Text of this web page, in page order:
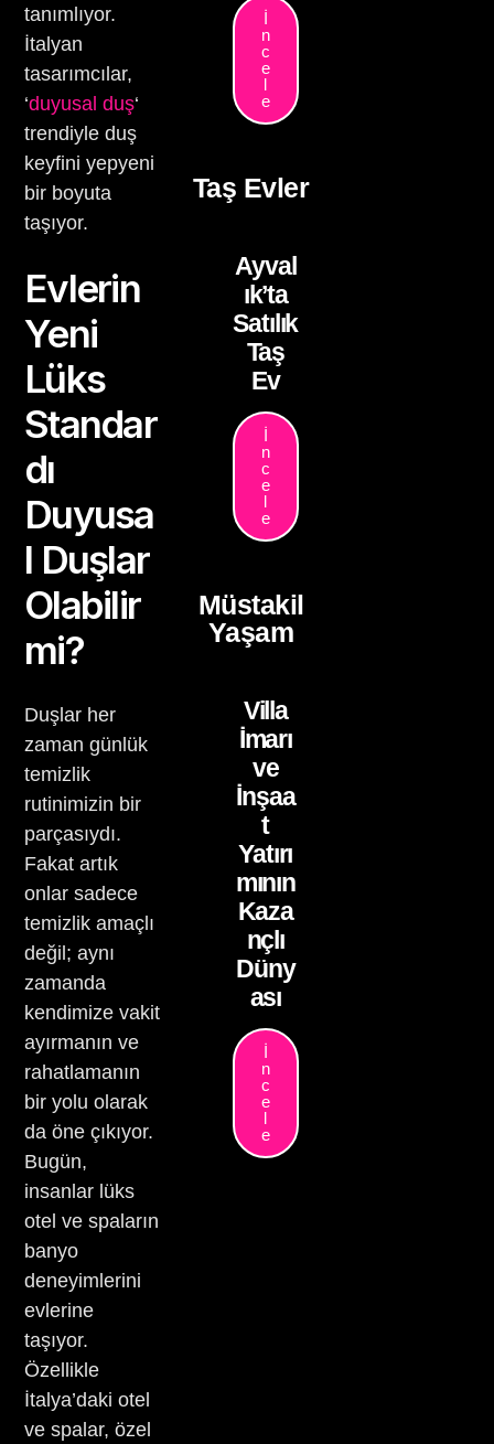
tanımlıyor.
İtalyan
tasarımcılar,
‘duyusal duş‘
trendiyle duş
keyfini yepyeni
bir boyuta
taşıyor.
Evlerin
Yeni
Lüks
Standar
dı
Duyusa
l Duşlar
Olabilir
mi?
Duşlar her
zaman günlük
temizlik
rutinimizin bir
parçasıydı.
Fakat artık
onlar sadece
temizlik amaçlı
değil; aynı
zamanda
kendimize vakit
ayırmanın ve
rahatlamanın
bir yolu olarak
da öne çıkıyor.
Bugün,
insanlar lüks
otel ve spaların
banyo
deneyimlerini
evlerine
taşıyor.
Özellikle
İtalya’daki otel
ve spalar, özel
İ
n
c
e
l
e
Taş Evler
Ayval
ık’ta
Satılık
Taş
Ev
İ
n
c
e
l
e
Müstakil
Yaşam
Villa
İmarı
ve
İnşaa
t
Yatırı
mının
Kaza
nçlı
Düny
ası
İ
n
c
e
l
e